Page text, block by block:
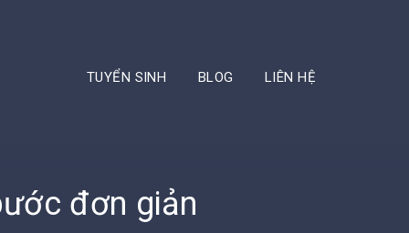
TUYỂN SINH BLOG LIÊN HỆ
đơn giản